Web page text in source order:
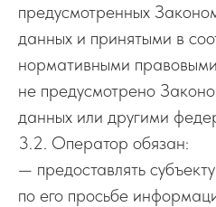
предусмотренных
данных и принятыми в
нормативными
не предусмотрено
данных или другими
3.2. Оператор обязан:
— предоставлять
по его просьбе